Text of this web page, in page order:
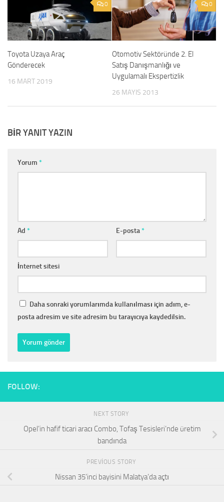
0
Toyota Uzaya Araç
Gönderecek
16 MART 2019
0
Otomotiv Sektöründe 2. El
Satış Danışmanlığı ve
Uygulamalı Ekspertizlik
26 MAYIS 2013
BIR YANIT YAZIN
Yorum *
Ad * E-posta*
İnternet sitesi
Daha sonraki yorumlarımda kullanılması için adım, e-
posta adresim ve site adresim bu tarayıcıya kaydedilsin.
FOLLOW:
NEXT STORY
Opel’in hafif ticari aracı Combo, Tofaş Tesisleri’nde üretim
bandında
PREVIOUS STORY
Nissan 35’inci bayisini Malatya’da açtı